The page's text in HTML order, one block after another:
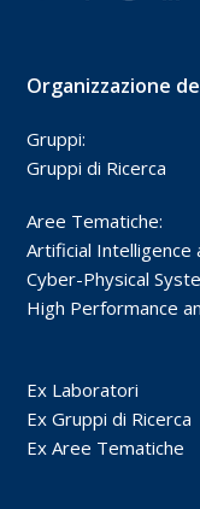
Organizzazione
Gruppi:
Gruppi di Ricerca
Aree Tematiche:
Artificial Intelligence
Cyber-Physical
High Performance
Ex Laboratori
Ex Gruppi di Ricerca
Ex Aree Tematiche